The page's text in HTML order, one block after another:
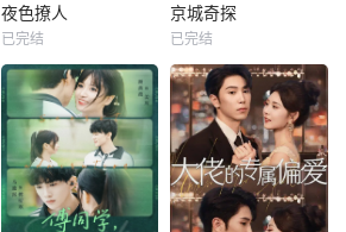
夜色撩人
已完结
京城奇探
已完结